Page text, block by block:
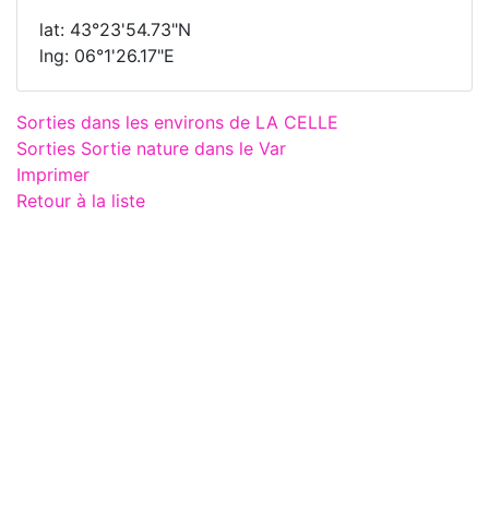
lat: 43°23'54.73"N
lng: 06°1'26.17"E
Sorties dans les environs de LA CELLE
Sorties Sortie nature dans le Var
Imprimer
Retour à la liste